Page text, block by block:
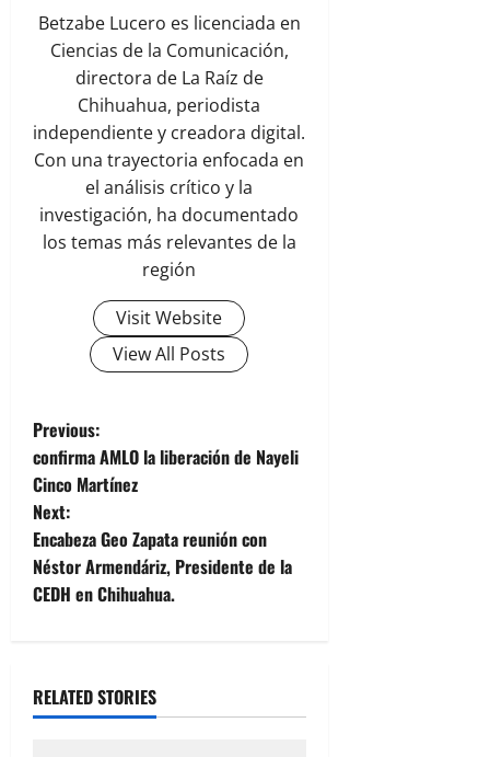
Betzabe Lucero es licenciada en
Ciencias de la Comunicación,
directora de La Raíz de
Chihuahua, periodista
independiente y creadora digital.
Con una trayectoria enfocada en
el análisis crítico y la
investigación, ha documentado
los temas más relevantes de la
región
Visit Website
View All Posts
P
o
s
t
v
Previous:
confirma AMLO la liberación de Nayeli
Cinco Martínez
Next:
Encabeza Geo Zapata reunión con
Néstor Armendáriz, Presidente de la
CEDH en Chihuahua.
RELATED STORIES